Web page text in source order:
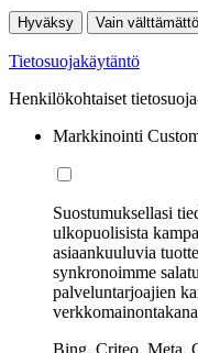
Hyväksy Vain
Tietosuojakäytäntö
Henkilökohtaiset
Markkinointi
Suostumuksellasi
ulkopuolisista
asiaankuuluvia
synkronoimme
palveluntarjoajien
Bing, Criteo, Meta,